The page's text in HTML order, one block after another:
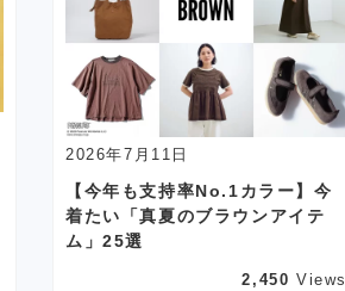
2026年7月11日
【今年も支持率No.1カラー】今
着たい「真夏のブラウンアイテ
ム」25選
2,450 Views